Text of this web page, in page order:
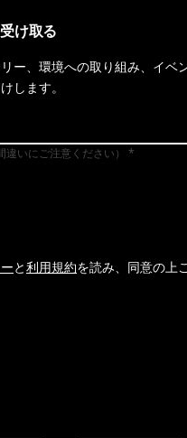
け取る
ー、環境への取り組み、イベ
します。
いにご注意ください）
と利用規約を読み、同意の上